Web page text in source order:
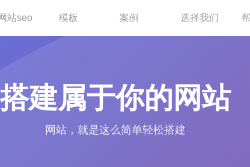
站seo 模板 案例 选择我们
搭建属于你的网站
网站，就是这么简单轻松搭建